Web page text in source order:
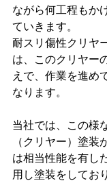
ながら何工程もか
ていきます。
耐スリ傷性クリヤ
は、このクリヤー
えで、作業を進め
なります。
当社では、この様
（クリヤー）塗装
は相当性能を有し
用し塗装をしてお